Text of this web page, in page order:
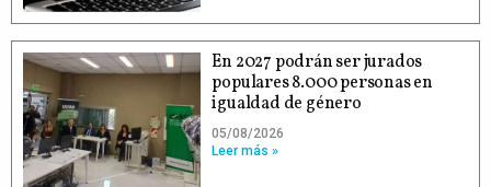
En 2027 podrán ser jurados
populares 8.000 personas en
igualdad de género
05/08/2026
Leer más »